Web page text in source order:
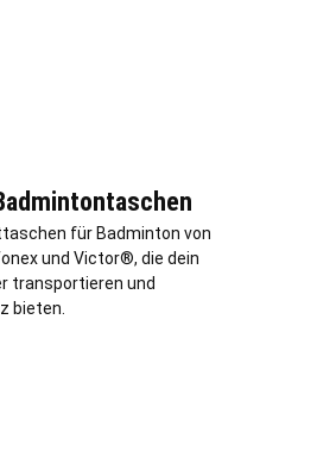
für Badminton von
und Victor®, die dein
transportieren und
bieten.